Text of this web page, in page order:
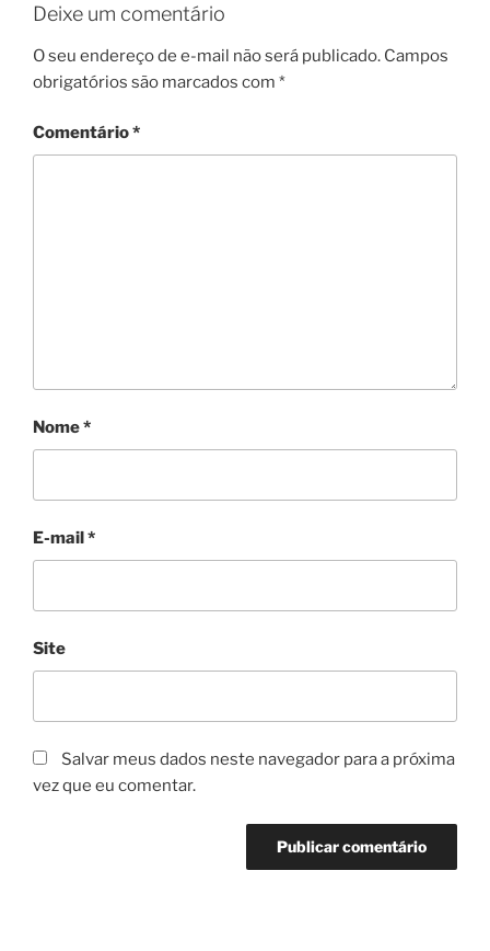
Deixe um comentário
O seu endereço de e-mail não será publicado. Campos
obrigatórios são marcados com *
Comentário*
Nome*
E-mail *
Site
Salvar meus dados neste navegador para a próxima
vez que eu comentar.